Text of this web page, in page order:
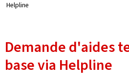
Helpline
Demande d'aides
base via Helpline